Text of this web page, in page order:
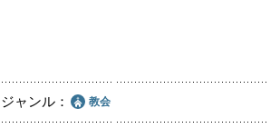
ジャンル 教会